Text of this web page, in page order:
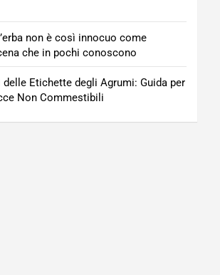
non è così innocuo come
che in pochi conoscono
Etichette degli Agrumi: Guida per
Non Commestibili